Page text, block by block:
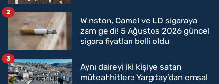
Winston, Camel ve LD sigaraya
zam geldi! 5 Ağustos 2026 güncel
sigara fiyatları belli oldu
2
Aynı daireyi iki kişiye satan
müteahhitlere Yargıtay'dan emsal
3